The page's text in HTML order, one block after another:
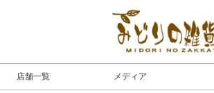
店舗一覧 メディア